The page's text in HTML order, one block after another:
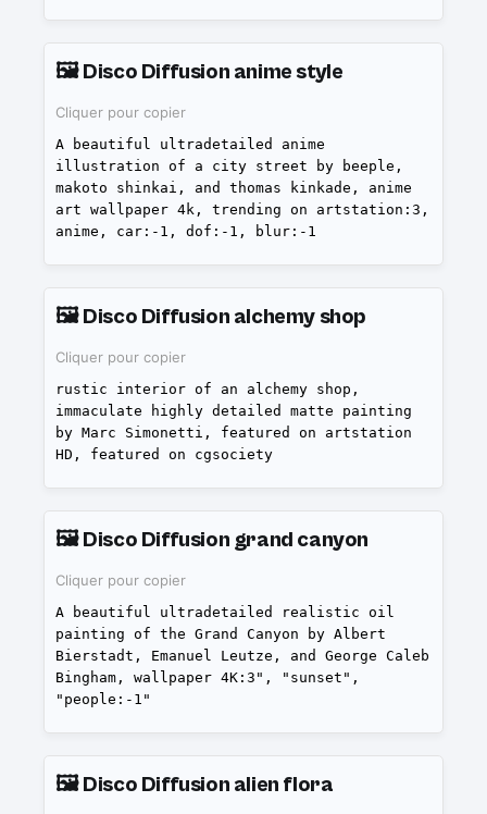
🖼️Disco Diffusion anime style
Cliquer pour copier
A beautiful ultradetailed anime
illustration of a city street by beeple,
makoto shinkai, and thomas kinkade, anime
art wallpaper 4k, trending on artstation:3,
anime, car:-1, dof:-1, blur:-1
🖼️Disco Diffusion alchemy shop
Cliquer pour copier
rustic interior of an alchemy shop,
immaculate highly detailed matte painting
by Marc Simonetti, featured on artstation
HD, featured on cgsociety
🖼️Disco Diffusion grand canyon
Cliquer pour copier
A beautiful ultradetailed realistic oil
painting of the Grand Canyon by Albert
Bierstadt, Emanuel Leutze, and George Caleb
Bingham, wallpaper 4K:3", "sunset",
"people:-1"
🖼️Disco Diffusion alien flora